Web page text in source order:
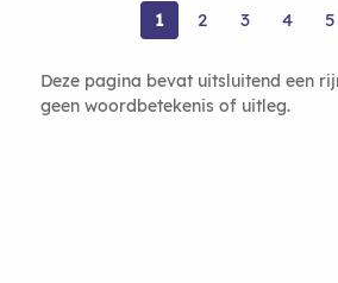
1 2 3 4 5
Deze pagina bevat uitsluitend een
geen woordbetekenis of uitleg.